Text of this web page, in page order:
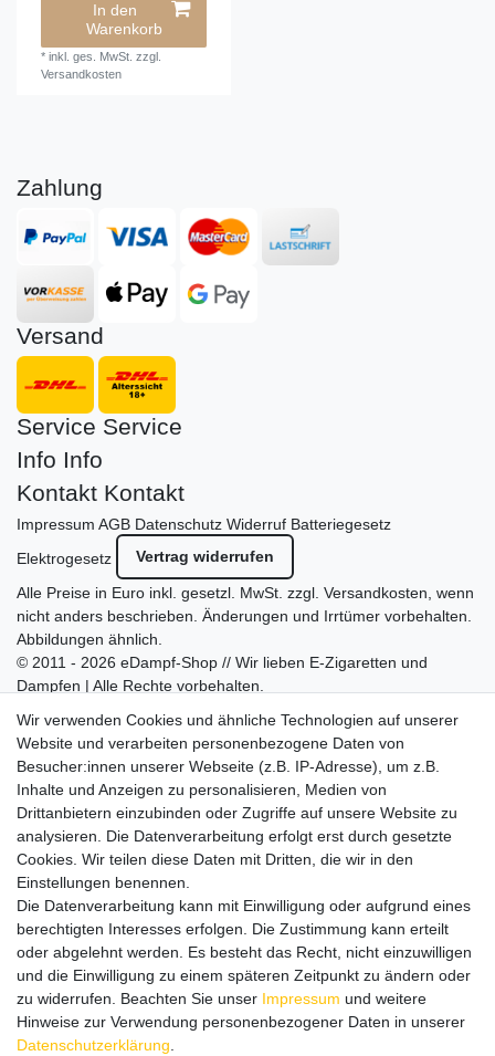
In den
Warenkorb
*inkl. ges. MwSt. zzgl.
Versandkosten
Zahlung
Versand
Service Service
Info Info
Kontakt Kontakt
Impressum AGB Datenschutz Widerruf Batteriegesetz
Elektrogesetz
Vertrag widerrufen
Alle Preise in Euro inkl. gesetzl. MwSt. zzgl. Versandkosten , wenn
nicht anders beschrieben. Änderungen und Irrtümer vorbehalten.
Abbildungen ähnlich.
© 2011 - 2026 eDampf-Shop // Wir lieben E-Zigaretten und
Dampfen | Alle Rechte vorbehalten.
Bitte entschuldigen Sie, wenn wir telefonisch wegen hoher
betrieblicher Auslastung nicht erreichbar sein sollten.
Schreiben Sie uns gerne eine E-Mail mit Ihrer Telefonnummer
und der Bitte um Rückruf.
Wir rufen Sie schnellstmöglich zurück.
Wir versenden in die folgenden Länder
Versandkostenfrei (DE) ab 69 €
Wir verwenden Cookies und ähnliche Technologien auf unserer
Website und verarbeiten personenbezogene Daten von
Besucher:innen unserer Webseite (z.B. IP-Adresse), um z.B.
Inhalte und Anzeigen zu personalisieren, Medien von
Drittanbietern einzubinden oder Zugriffe auf unsere Website zu
analysieren. Die Datenverarbeitung erfolgt erst durch gesetzte
Cookies. Wir teilen diese Daten mit Dritten, die wir in den
Einstellungen benennen.
Die Datenverarbeitung kann mit Einwilligung oder aufgrund eines
berechtigten Interesses erfolgen. Die Zustimmung kann erteilt
oder abgelehnt werden. Es besteht das Recht, nicht einzuwilligen
und die Einwilligung zu einem späteren Zeitpunkt zu ändern oder
zu widerrufen. Beachten Sie unser Impressum und weitere
Hinweise zur Verwendung personenbezogener Daten in unserer
Daten­schutz­erklärung